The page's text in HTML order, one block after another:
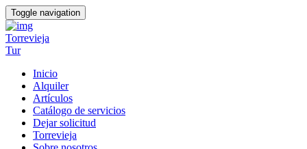
Toggle navigation
Torrevieja
Tur
Inicio
Alquiler
Artículos
Catálogo de servicios
Dejar solicitud
Torrevieja